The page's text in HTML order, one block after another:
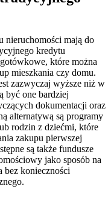
nieruchomości mają do
kredytu
które można
mieszkania czy domu.
zazwyczaj wyższe niż w
być one bardziej
dokumentacji oraz
alternatywą są programy
rodzin z dziećmi, które
zakupu pierwszej
są także fundusze
jako sposób na
bez konieczności